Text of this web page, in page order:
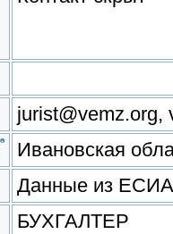
jurist@vemz.org,
Ивановская
Данные из
БУХГАЛТЕР